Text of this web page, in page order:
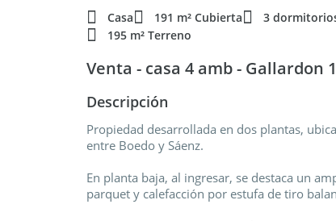
Casa 191 m² Cubierta 3
195 m² Terreno
Venta - casa 4 amb - Gallardon
Descripción
Propiedad desarrollada en dos plantas,
entre Boedo y Sáenz.
En planta baja, al ingresar, se destaca un
parquet y calefacción por estufa de tiro